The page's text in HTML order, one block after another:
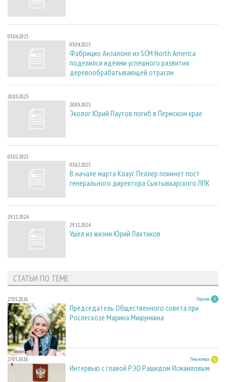
03.04.2025
03.04.2025
Фабрицио Анзалоне из SCM North America
поделился идеями успешного развития
деревообрабатывающей отрасли
20.03.2025
20.03.2025
Эколог Юрий Паутов погиб в Пермском крае
03.02.2025
03.02.2025
В начале марта Клаус Пеллер покинет пост
генерального директора Сыктывкарского ЛПК
29.11.2024
29.11.2024
Ушел из жизни Юрий Лахтиков
СТАТЬИ ПО ТЕМЕ
27.05.2026 Персона
Председатель Общественного совета при
Рослесхозе Марина Мишункина
27.05.2026 Тема номера
Интервью с главой РЭО Рашидом Исмаиловым